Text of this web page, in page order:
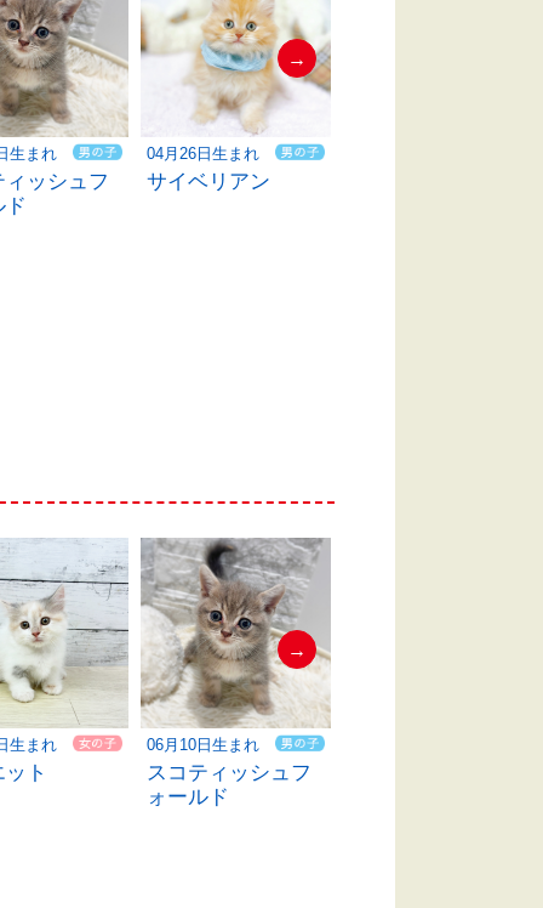
生まれ
ィッシュフ
ド
04月26日生まれ
サイベリアン
→
生まれ
ト
06月10日生まれ
スコティッシュフ
ォールド
→